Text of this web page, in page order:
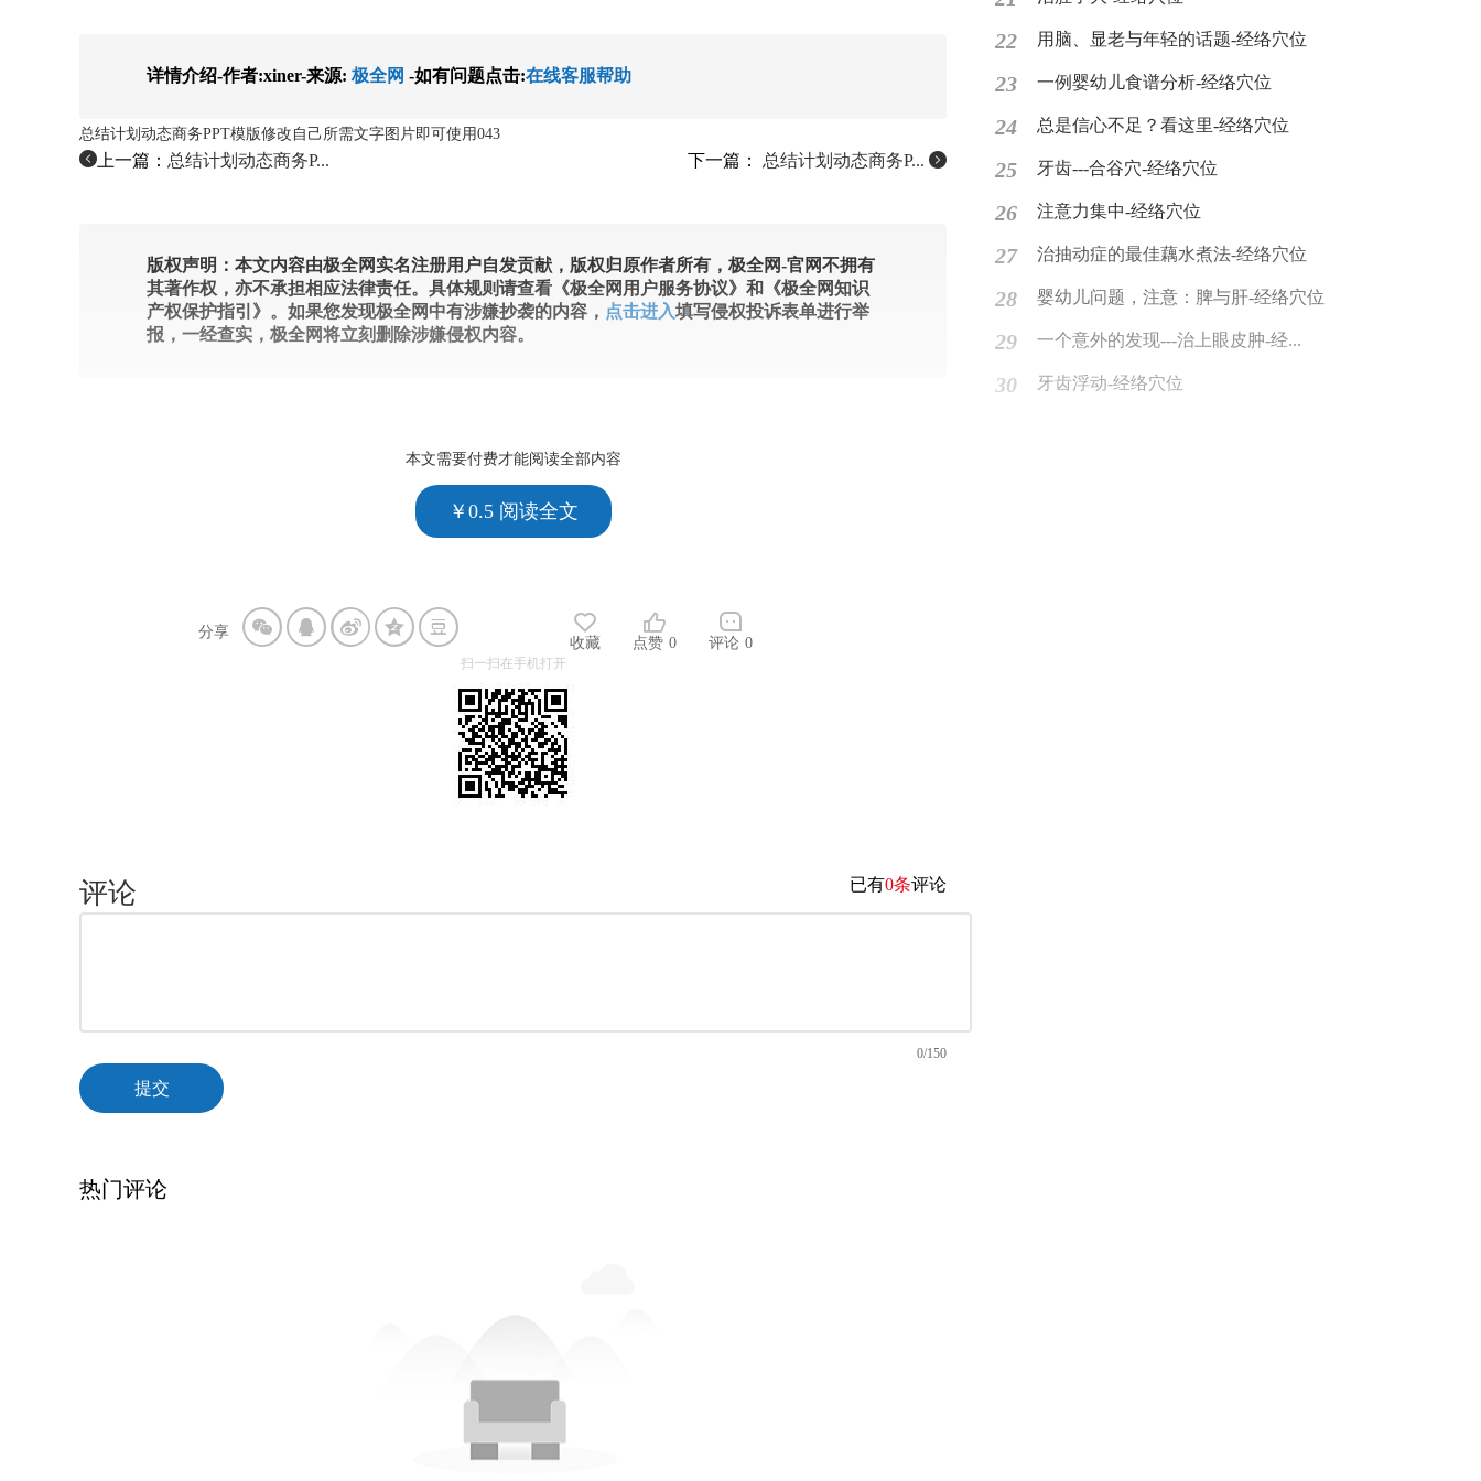
详情介绍-作者:xiner-来源: 极全网 -如有问题点击:在线客服帮助
总结计划动态商务PPT模版修改自己所需文字图片即可使用043
上一篇： 总结计划动态商务P... 下一篇： 总结计划动态商务P...
版权声明：本文内容由极全网实名注册用户自发贡献，版权归原作者所有，极全网-官网不拥有
其著作权，亦不承担相应法律责任。具体规则请查看《极全网用户服务协议》和《极全网知识
产权保护指引》。如果您发现极全网中有涉嫌抄袭的内容， 点击进入填写侵权投诉表单进行举
报，一经查实，极全网将立刻删除涉嫌侵权内容。
本文需要付费才能阅读全部内容
￥0.5 阅读全文
收藏 点赞 0 评论 0
分享
扫一扫在手机打开
评论 已有0条评论
0/150
提交
热门评论
22 用脑、显老与年轻的话题-经络穴位
23 一例婴幼儿食谱分析-经络穴位
24 总是信心不足？看这里-经络穴位
25 牙齿---合谷穴-经络穴位
26 注意力集中-经络穴位
27 治抽动症的最佳藕水煮法-经络穴位
28 婴幼儿问题，注意：脾与肝-经络穴位
29 一个意外的发现---治上眼皮肿-经...
30 牙齿浮动-经络穴位